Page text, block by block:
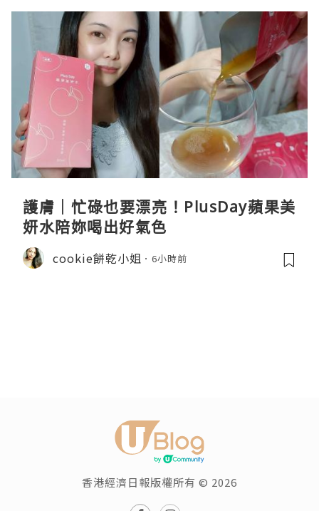
護膚｜忙碌也要漂亮！PlusDay蘋果美
妍水陪妳喝出好氣色
cookie餅乾小姐 6小時前
香港經濟日報版權所有 © 2026